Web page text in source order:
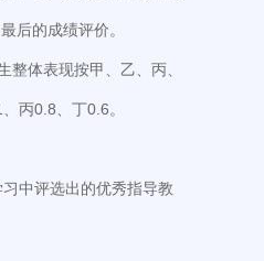
后的成绩评价。
体表现按甲、乙、丙、
丙0.8、丁0.6。
中评选出的优秀指导教